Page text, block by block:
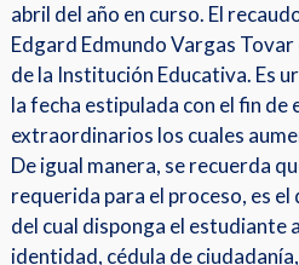
abril del año en curso. El
Edgard Edmundo Vargas
de la Institución Educativa. Es
la fecha estipulada con el fin de
extraordinarios los cuales
De igual manera, se recuerda
requerida para el proceso, es
del cual disponga el estudiante
identidad, cédula de